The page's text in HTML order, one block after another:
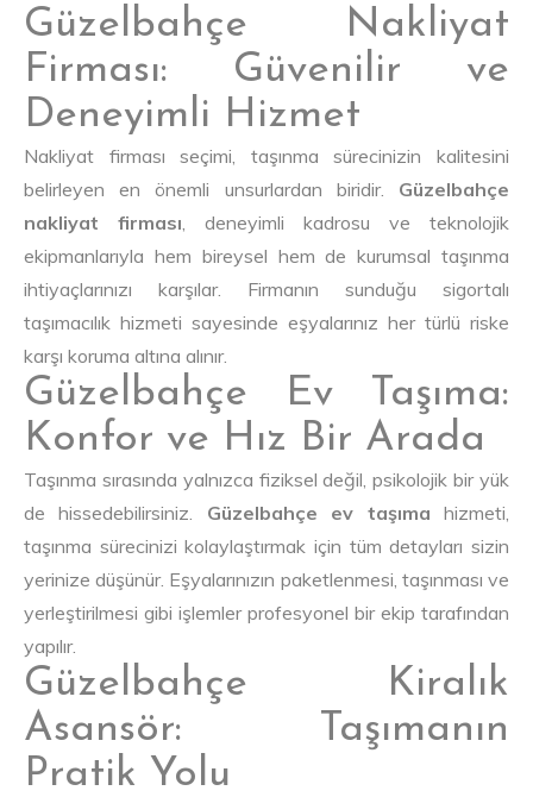
Güzelbahçe Nakliyat
Firması: Güvenilir ve
Deneyimli Hizmet
Nakliyat firması seçimi, taşınma sürecinizin kalitesini
belirleyen en önemli unsurlardan biridir. Güzelbahçe
nakliyat firması , deneyimli kadrosu ve teknolojik
ekipmanlarıyla hem bireysel hem de kurumsal taşınma
ihtiyaçlarınızı karşılar. Firmanın sunduğu sigortalı
taşımacılık hizmeti sayesinde eşyalarınız her türlü riske
karşı koruma altına alınır.
Güzelbahçe Ev Taşıma:
Konfor ve Hız Bir Arada
Taşınma sırasında yalnızca fiziksel değil, psikolojik bir yük
de hissedebilirsiniz. Güzelbahçe ev taşıma hizmeti,
taşınma sürecinizi kolaylaştırmak için tüm detayları sizin
yerinize düşünür. Eşyalarınızın paketlenmesi, taşınması ve
yerleştirilmesi gibi işlemler profesyonel bir ekip tarafından
yapılır.
Güzelbahçe Kiralık
Asansör: Taşımanın
Pratik Yolu